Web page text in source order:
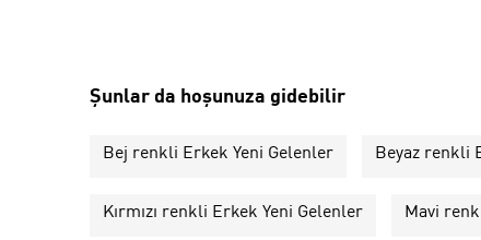
Şunlar da hoşunuza gidebilir
Bej renkli Erkek Yeni Gelenler Beyaz renkli
Kırmızı renkli Erkek Yeni Gelenler Mavi